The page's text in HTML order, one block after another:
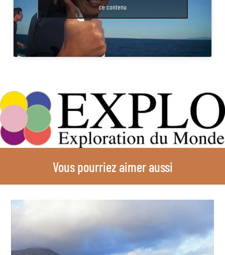
ce contenu
Vous pourriez aimer aussi